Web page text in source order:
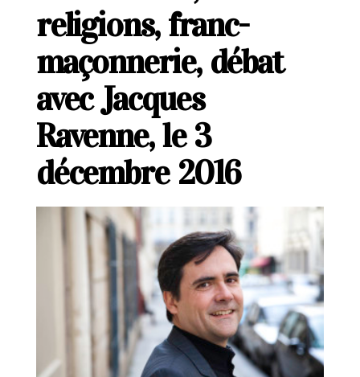
religions, franc-
maçonnerie, débat
avec Jacques
Ravenne, le 3
décembre 2016